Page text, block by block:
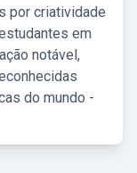
por criatividade
em
notável,
do mundo -